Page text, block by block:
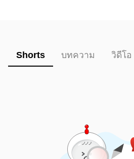
Shorts บทความ วิดีโอ